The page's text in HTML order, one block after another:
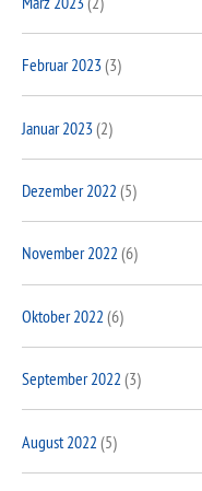
Februar 2023(3)
Januar 2023(2)
Dezember 2022 (5)
November 2022 (6)
Oktober 2022 (6)
September 2022 (3)
August 2022 (5)